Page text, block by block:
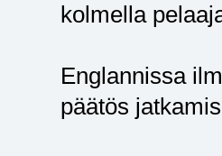
kolmella
Englannissa
päätös